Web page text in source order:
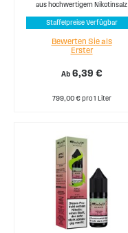
aus hochwertigem Nikotinsalz
Staffelpreise Verfügbar
Ab 6,39 €
Bewerten Sie als
Erster
799,00 € pro 1 Liter